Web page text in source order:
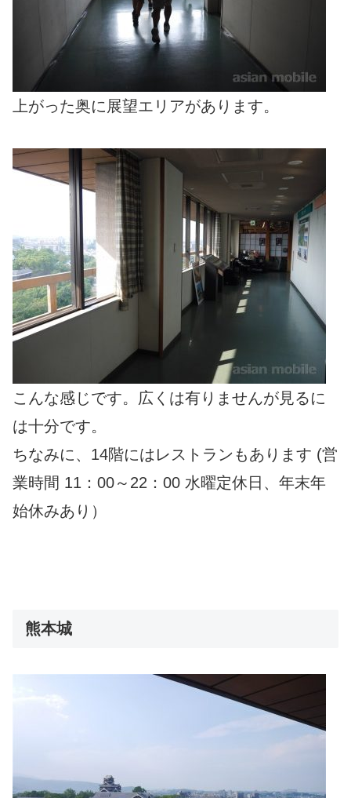
上がった奥に展望エリアがあります。
こんな感じです。広くは有りませんが見るに
は十分です。
ちなみに、14階にはレストランもあります (営
業時間 11：00～22：00 水曜定休日、年末年
始休みあり）
熊本城